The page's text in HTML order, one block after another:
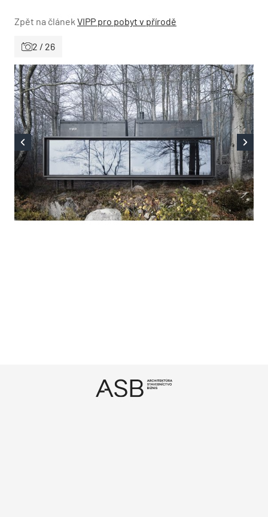
Zpět na článek VIPP pro pobyt v přírodě
2 / 26